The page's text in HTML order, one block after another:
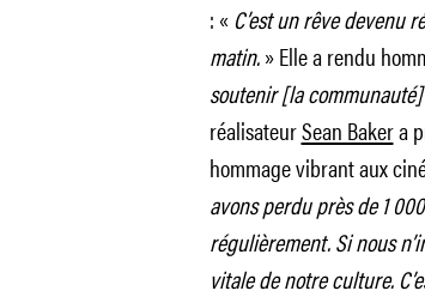
: « C’est un rêve devenu
matin.» Elle a rendu
soutenir [la communauté]
réalisateurSean Bakera
hommage vibrant aux
avons perdu près de 1
régulièrement. Si nous
vitale de notre culture.